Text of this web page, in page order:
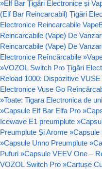
»Elf Bar Țigări Electronice și
(Elf Bar Reincarcabil) Țigări
Electronice Reincarcabile
Reincarcabile (Vape) De
Reincarcabile (Vape) De
Electronice Reîncărcabile »
»VOZOL Switch Pro Țigări
Reload 1000: Dispozitive
Electronice Vuse Go
»Toate: Tigara Electronica de
»Capsule Elf Bar Elfa Pro »
Icewave E1 preumplute »
Preumplute Și Arome »Capsule
»Capsule Unno Preumplute »
Pufuri »Capsule VEEV One –
VOZOL Switch Pro »Cartușe